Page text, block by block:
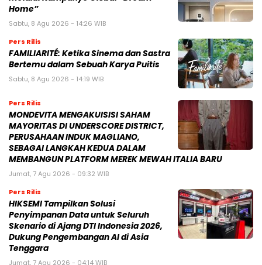
Home”
Sabtu, 8 Agu 2026 - 14:26 WIB
Pers Rilis
FAMILIARITÉ: Ketika Sinema dan Sastra
Bertemu dalam Sebuah Karya Puitis
Sabtu, 8 Agu 2026 - 14:19 WIB
Pers Rilis
MONDEVITA MENGAKUISISI SAHAM
MAYORITAS DI UNDERSCORE DISTRICT,
PERUSAHAAN INDUK MAGLIANO,
SEBAGAI LANGKAH KEDUA DALAM
MEMBANGUN PLATFORM MEREK MEWAH ITALIA BARU
Jumat, 7 Agu 2026 - 09:32 WIB
Pers Rilis
HIKSEMI Tampilkan Solusi
Penyimpanan Data untuk Seluruh
Skenario di Ajang DTI Indonesia 2026,
Dukung Pengembangan AI di Asia
Tenggara
Jumat, 7 Agu 2026 - 04:14 WIB